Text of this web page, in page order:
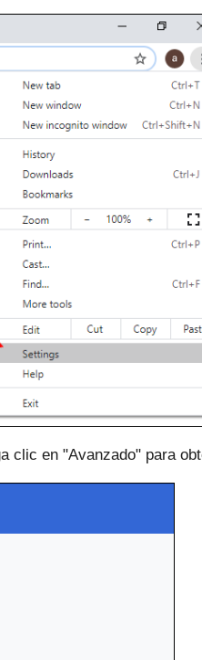
clic en "Avanzado" para